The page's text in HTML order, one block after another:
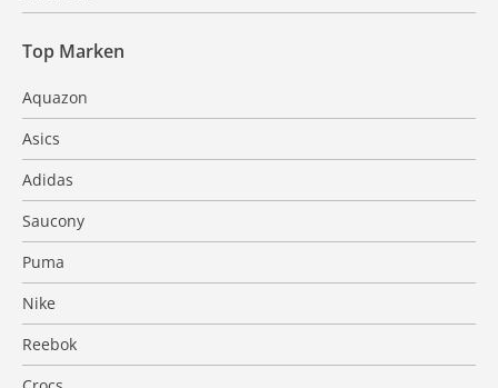
Top Marken
Aquazon
Asics
Adidas
Saucony
Puma
Nike
Reebok